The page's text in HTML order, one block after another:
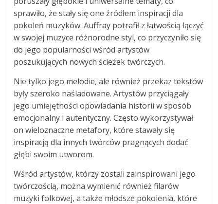
sprawiło, że stały się one źródłem inspiracji dla
pokoleń muzyków. Auffray potrafił z łatwością łączyć
w swojej muzyce różnorodne styl, co przyczyniło się
do jego popularności wśród artystów
poszukujących nowych ścieżek twórczych.
Nie tylko jego melodie, ale również przekaz tekstów
były szeroko naśladowane. Artystów przyciągały
jego umiejętności opowiadania historii w sposób
emocjonalny i autentyczny. Często wykorzystywał
on wieloznaczne metafory, które stawały się
inspiracją dla innych twórców pragnących dodać
głębi swoim utworom.
Wśród artystów, którzy zostali zainspirowani jego
twórczością, można wymienić również filarów
muzyki folkowej, a także młodsze pokolenia, które